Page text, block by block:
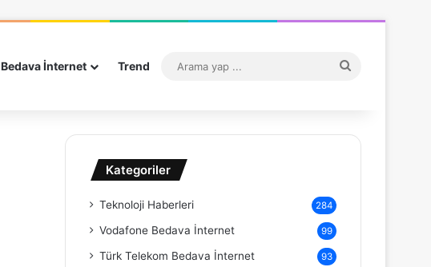
Bedava İnternet Trend
Kategoriler
Teknoloji Haberleri 284
Vodafone Bedava İnternet 99
Türk Telekom Bedava İnternet 93